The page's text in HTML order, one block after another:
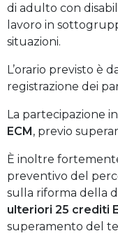
di adulto con
lavoro in
situazioni.
L’orario previsto è
registrazione dei
La partecipazione
ECM, previo
È inoltre
preventivo del
sulla riforma della
ulteriori 25 crediti
superamento del